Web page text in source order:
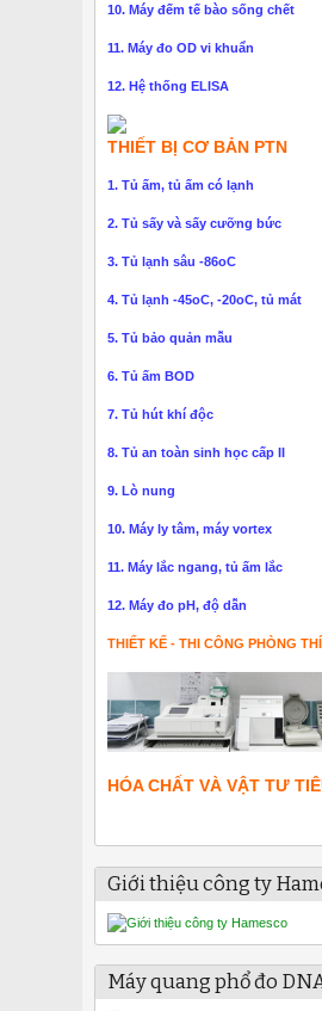
10. Máy đếm tế bào sống chết
11. Máy đo OD vi khuẩn
12. Hệ thống ELISA
THIẾT BỊ CƠ BẢN PTN
1. Tủ ấm, tủ ấm có lạnh
2. Tủ sấy và sấy cưỡng bức
3. Tủ lạnh sâu -86oC
4. Tủ lạnh -45oC, -20oC, tủ mát
5. Tủ bảo quản mẫu
6. Tủ ấm BOD
7. Tủ hút khí độc
8. Tủ an toàn sinh học cấp II
9. Lò nung
10. Máy ly tâm, máy vortex
11. Máy lắc ngang, tủ ấm lắc
12. Máy đo pH, độ dẫn
THIẾT KẾ - THI CÔNG PHÒNG
HÓA CHẤT VÀ VẬT TƯ
Giới thiệu công ty
Máy quang phổ đo